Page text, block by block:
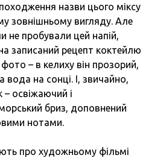
назви цього міксу
зовнішньому вигляду. Але
не пробували цей напій,
записаний рецепт коктейлю
– в келиху він прозорий,
вода на сонці. І, звичайно,
освіжаючий і
бриз, доповнений
нотами.
про художньому фільмі